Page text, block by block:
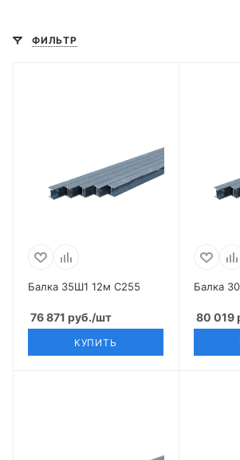
ФИЛЬТР
Балка 35Ш1 12м С255
76 871 руб./шт
КУПИТЬ
Балка
80 019